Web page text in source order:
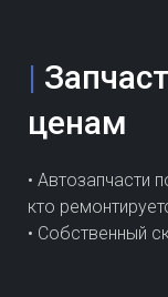
|
ценам
• Автозапчасти
кто
• Собственный